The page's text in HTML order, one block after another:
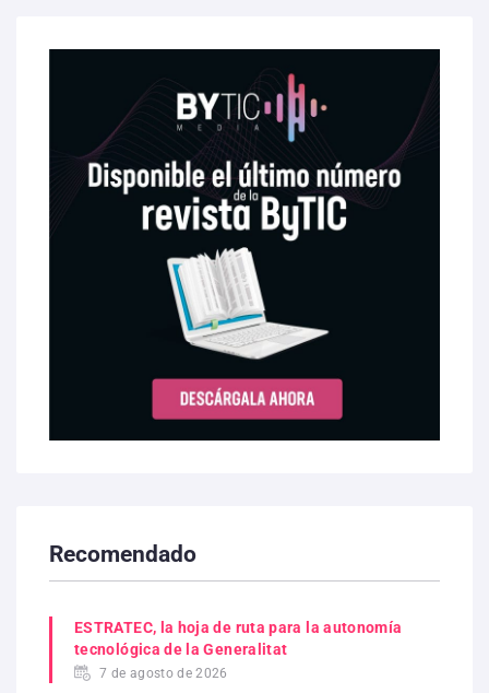
Recomendado
ESTRATEC, la hoja de ruta para la autonomía
tecnológica de la Generalitat
7 de agosto de 2026